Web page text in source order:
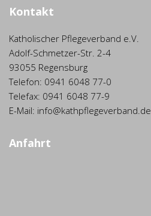
Kontakt
Katholischer Pflegeverband e.V.
Adolf-Schmetzer-Str. 2-4
93055 Regensburg
Telefon: 0941 6048 77-0
Telefax: 0941 6048 77-9
E-Mail: info@kathpflegeverband.de
Anfahrt